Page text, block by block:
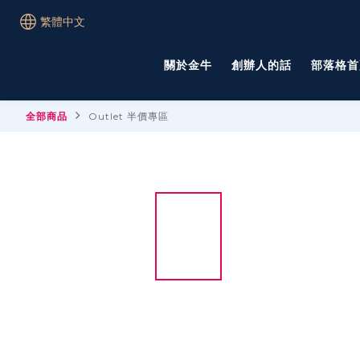
繁體中文
關於金牛 創辦人的話 部落格
全部商品 Outlet 半價專區